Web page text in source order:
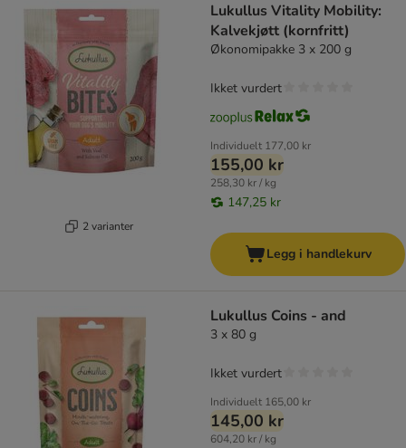
2 varianter
Lukullus Vitality Mobility:
Kalvekjøtt (kornfritt)
Økonomipakke 3 x 200 g
Individuelt 177,00 kr
155,00 kr
258,30 kr / kg
147,25 kr
Ikket vurdert
Legg i handlekurv
Lukullus Coins - and
3 x 80 g
Individuelt 165,00 kr
145,00 kr
604,20 kr / kg
Ikket vurdert